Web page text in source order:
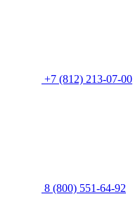
+7 (812) 213-07-00
8 (800) 551-64-92